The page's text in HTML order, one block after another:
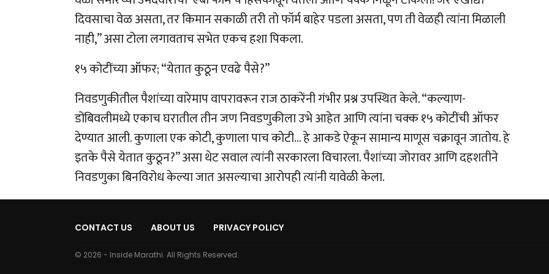
दिवसाचा वेळ असता, तर किमान सकाळी तरी तो फॉर्म बाहेर पडला असता, पण ती वेळही त्यांना मिळाली
नाही,” असा टोला लगावताच सभेत एकच हशा पिकला.
१५ कोटींच्या ऑफर; “येतात कुठून एवढे पैसे?”
निवडणुकीतील पैशांच्या वारेमाप वापरावरून राज ठाकरेंनी गंभीर प्रश्न उपस्थित केले. “कल्याण-
डोंबिवलीमध्ये एकाच घरातील तीन जण निवडणुकीला उभे आहेत आणि त्यांना चक्क १५ कोटींची ऑफर
देण्यात आली. कुणाला एक कोटी, कुणाला पाच कोटी… हे आकडे ऐकून सामान्य माणूस चक्रावून जातोय. हे
इतके पैसे येतात कुठून?” असा थेट सवाल त्यांनी सरकारला विचारला. पैशांच्या जोरावर आणि दहशतीने
निवडणुका बिनविरोध केल्या जात असल्याचा आरोपही त्यांनी यावेळी केला.
CONTACT US ABOUT US PRIVACY POLICY
© 2026 - Inside Marathi. All Rights Reserved.